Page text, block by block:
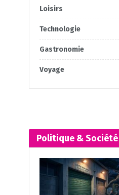
Loisirs
Technologie
Gastronomie
Voyage
Politique & Société